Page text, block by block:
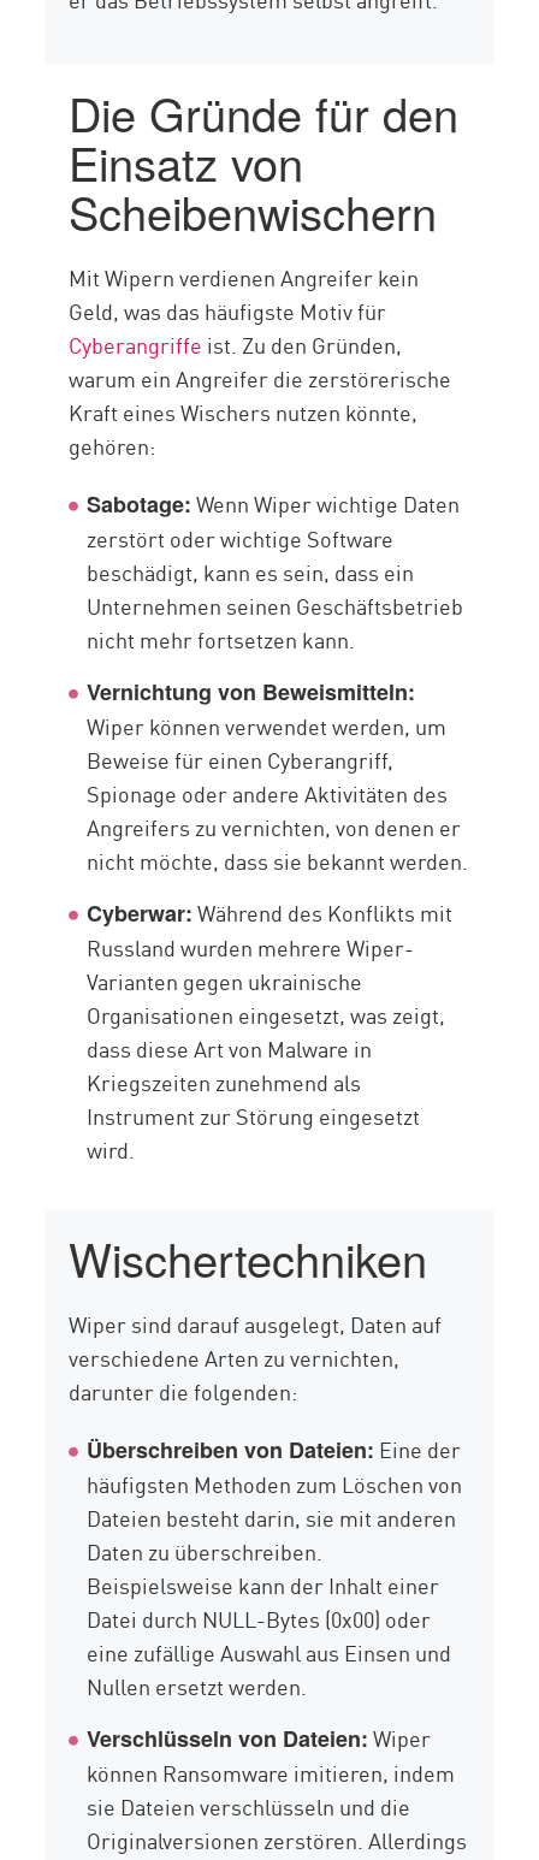
Die Gründe für den
Einsatz von
Scheibenwischern
Mit Wipern verdienen Angreifer kein
Geld, was das häufigste Motiv für
Cyberangriffe ist. Zu den Gründen,
warum ein Angreifer die zerstörerische
Kraft eines Wischers nutzen könnte,
gehören:
Sabotage:Wenn Wiper wichtige Daten
zerstört oder wichtige Software
beschädigt, kann es sein, dass ein
Unternehmen seinen Geschäftsbetrieb
nicht mehr fortsetzen kann.
Vernichtung von Beweismitteln:
Wiper können verwendet werden, um
Beweise für einen Cyberangriff,
Spionage oder andere Aktivitäten des
Angreifers zu vernichten, von denen er
nicht möchte, dass sie bekannt werden.
Cyberwar:Während des Konflikts mit
Russland wurden mehrere Wiper-
Varianten gegen ukrainische
Organisationen eingesetzt, was zeigt,
dass diese Art von Malware in
Kriegszeiten zunehmend als
Instrument zur Störung eingesetzt
wird.
Wischertechniken
Wiper sind darauf ausgelegt, Daten auf
verschiedene Arten zu vernichten,
darunter die folgenden:
Überschreiben von Dateien: Eine der
häufigsten Methoden zum Löschen von
Dateien besteht darin, sie mit anderen
Daten zu überschreiben.
Beispielsweise kann der Inhalt einer
Datei durch NULL-Bytes (0x00) oder
eine zufällige Auswahl aus Einsen und
Nullen ersetzt werden.
Verschlüsseln von Dateien:Wiper
können Ransomware imitieren, indem
sie Dateien verschlüsseln und die
Originalversionen zerstören. Allerdings